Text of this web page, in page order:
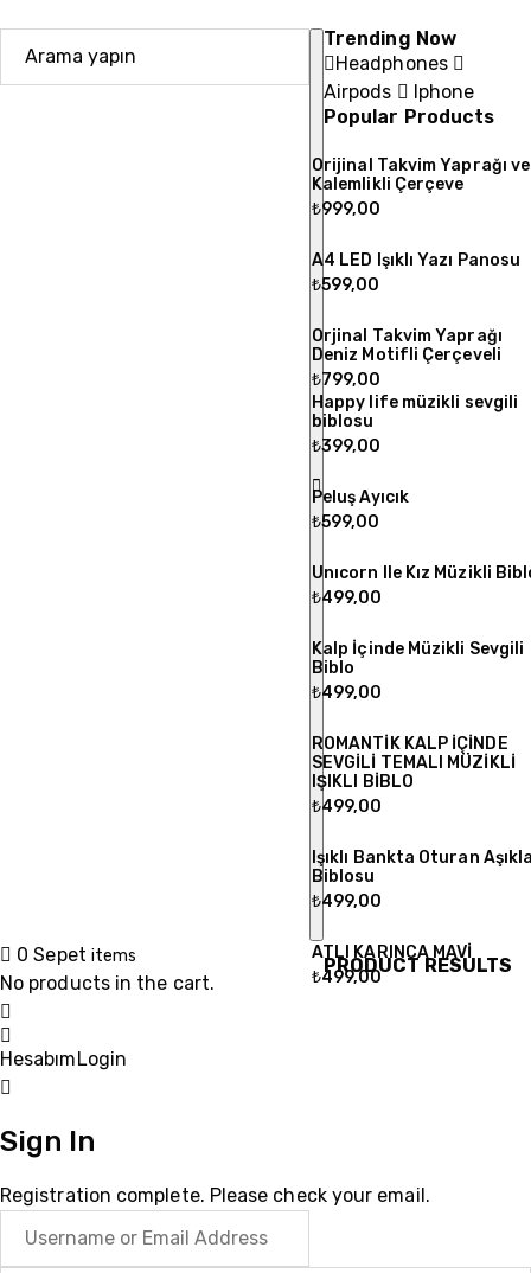
Trending Now
Headphones
Airpods
Iphone
Popular Products
Orijinal Takvim Yaprağı ve
Kalemlikli Çerçeve
₺999,00
A4 LED Işıklı Yazı Panosu
₺599,00
Orjinal Takvim Yaprağı
Deniz Motifli Çerçeveli
₺799,00
Happy life müzikli sevgili
biblosu
₺399,00
Peluş Ayıcık
₺599,00
Unıcorn Ile Kız Müzikli
₺499,00
Kalp İçinde Müzikli Sevgili
Biblo
₺499,00
ROMANTİK KALP İÇİNDE
SEVGİLİ TEMALI MÜZİKLİ
IŞIKLI BİBLO
₺499,00
Işıklı Bankta Oturan
Biblosu
₺499,00
ATLI KARINCA MAVİ
₺499,00
PRODUCT RESULTS
0 Sepet items
No products in the cart.
HesabımLogin
Sign In
Registration complete. Please check your email.